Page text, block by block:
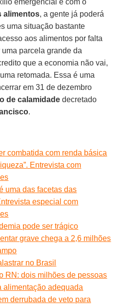
alimentos, a gente já poderá
uma situação bastante
aos alimentos por falta
parcela grande da
que a economia não vai,
retomada. Essa é uma
em 31 de dezembro
de calamidade decretado
.
combatida com renda básica
Entrevista com
uma das facetas das
especial com
pode ser trágico
grave chega a 2,6 milhões
no Brasil
RN: dois milhões de pessoas
alimentação adequada
derrubada de veto para